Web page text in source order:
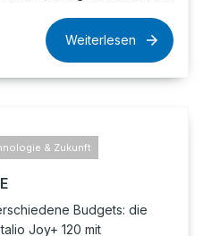
Weiterlesen
& Zukunft
Budgets: die
Joy+ 120 mit